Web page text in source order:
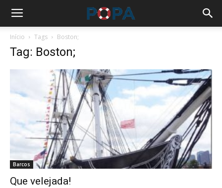
Início Tags Boston;
Tag: Boston;
Barcos
Que velejada!